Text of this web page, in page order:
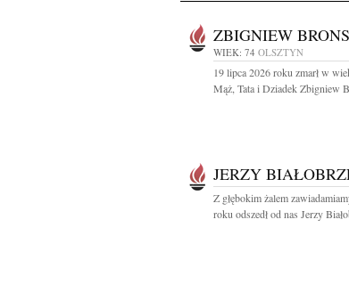
ZBIGNIEW
WIEK: 74 OLSZTYN
19 lipca 2026 roku zmarł w
Mąż, Tata i Dziadek Zbigniew
JERZY
Z głębokim żalem
roku odszedł od nas Jerzy